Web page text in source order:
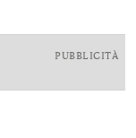
PUBBLICITÀ